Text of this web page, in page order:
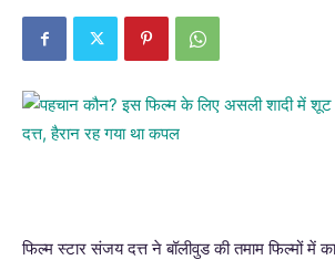
फिल्म स्टार संजय दत्त ने बॉलीवुड की तमाम फिल्मों में